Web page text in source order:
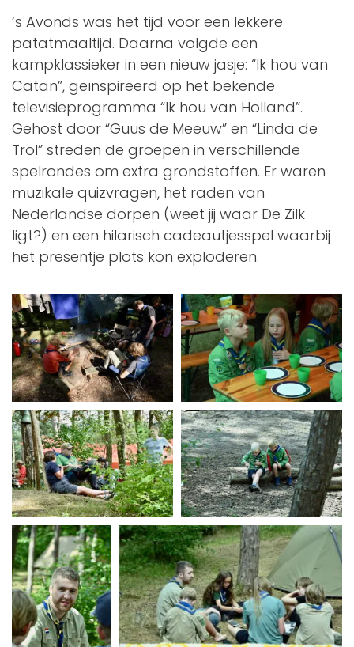
‘s Avonds was het tijd voor een lekkere
patatmaaltijd. Daarna volgde een
kampklassieker in een nieuw jasje: “Ik hou van
Catan”, geïnspireerd op het bekende
televisieprogramma “Ik hou van Holland”.
Gehost door “Guus de Meeuw” en “Linda de
Trol” streden de groepen in verschillende
spelrondes om extra grondstoffen. Er waren
muzikale quizvragen, het raden van
Nederlandse dorpen (weet jij waar De Zilk
ligt?) en een hilarisch cadeautjesspel waarbij
het presentje plots kon exploderen.